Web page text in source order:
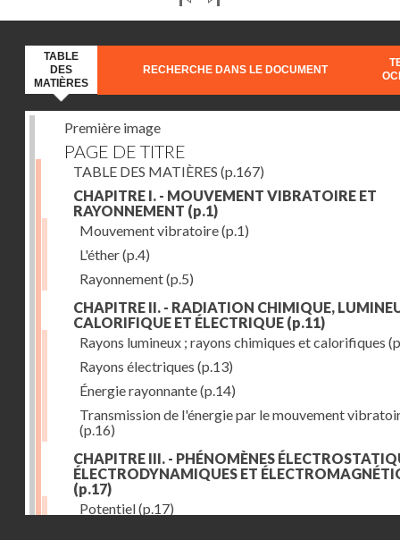
TABLE
DES
MATIÈRES
RECHERCHE DANS LE DOCUMENT
Première image
PAGE DE TITRE
TABLE DES MATIÈRES (p.167)
CHAPITRE I. - MOUVEMENT VIBRATOIRE ET
RAYONNEMENT (p.1)
Mouvement vibratoire(p.1)
L'éther(p.4)
Rayonnement(p.5)
CHAPITRE II. - RADIATION CHIMIQUE,
CALORIFIQUE ET ÉLECTRIQUE (p.11)
Rayons lumineux ; rayons chimiques et calorifiques
Rayons électriques (p.13)
Énergie rayonnante(p.14)
Transmission de l'énergie par le mouvement
(p.16)
CHAPITRE III. - PHÉNOMÈNES
ÉLECTRODYNAMIQUES ET
(p.17)
Potentiel(p.17)